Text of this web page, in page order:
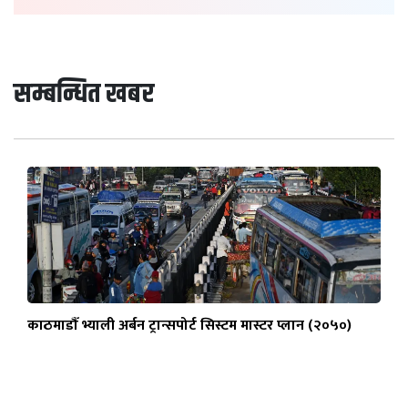
सम्बन्धित खबर
काठमाडौँ भ्याली अर्बन ट्रान्सपोर्ट सिस्टम मास्टर प्लान (२०५०)